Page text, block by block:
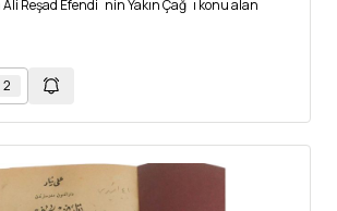
Reşad Efendi´nin Yakın Çağ´ı konu alan
2